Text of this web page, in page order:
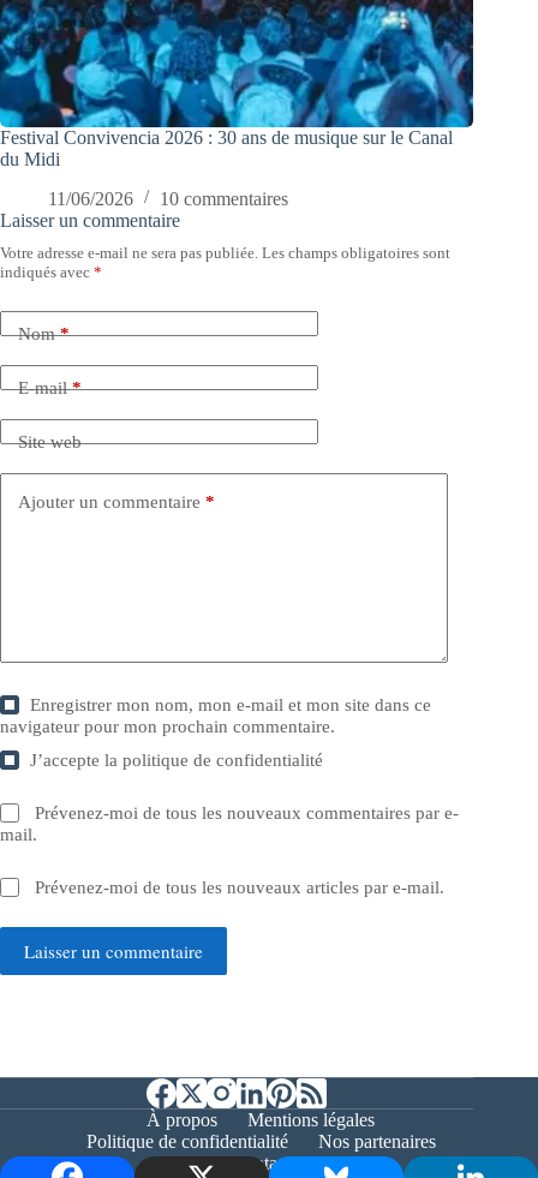
Festival Convivencia 2026 : 30 ans de musique sur le Canal
du Midi
11/06/2026
10 commentaires
Laisser un commentaire
Votre adresse e-mail ne sera pas publiée. Les champs obligatoires sont
indiqués avec *
Nom*
E-mail*
Site web
Ajouter un commentaire *
Enregistrer mon nom, mon e-mail et mon site dans ce
navigateur pour mon prochain commentaire.
J’accepte lapolitique de confidentialité
Prévenez-moi de tous les nouveaux commentaires par e-
mail.
Prévenez-moi de tous les nouveaux articles par e-mail.
Laisser un commentaire
À propos
Mentions légales
Politique de confidentialité
Nos partenaires
Contact